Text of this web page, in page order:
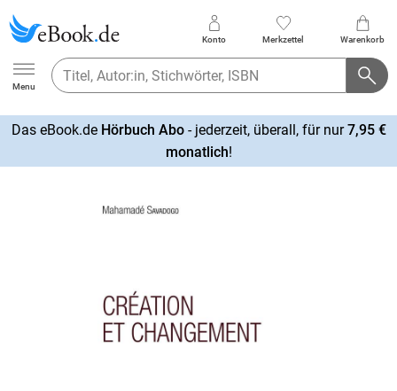
Ebook.de
Menu
Konto Merkzettel Warenkorb
Das eBook.de Hörbuch Abo- jederzeit, überall, für nur7,95 €
monatlich!